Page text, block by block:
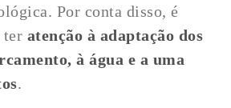
Por conta disso, é
ter atenção à adaptação dos
, à água e a uma
.